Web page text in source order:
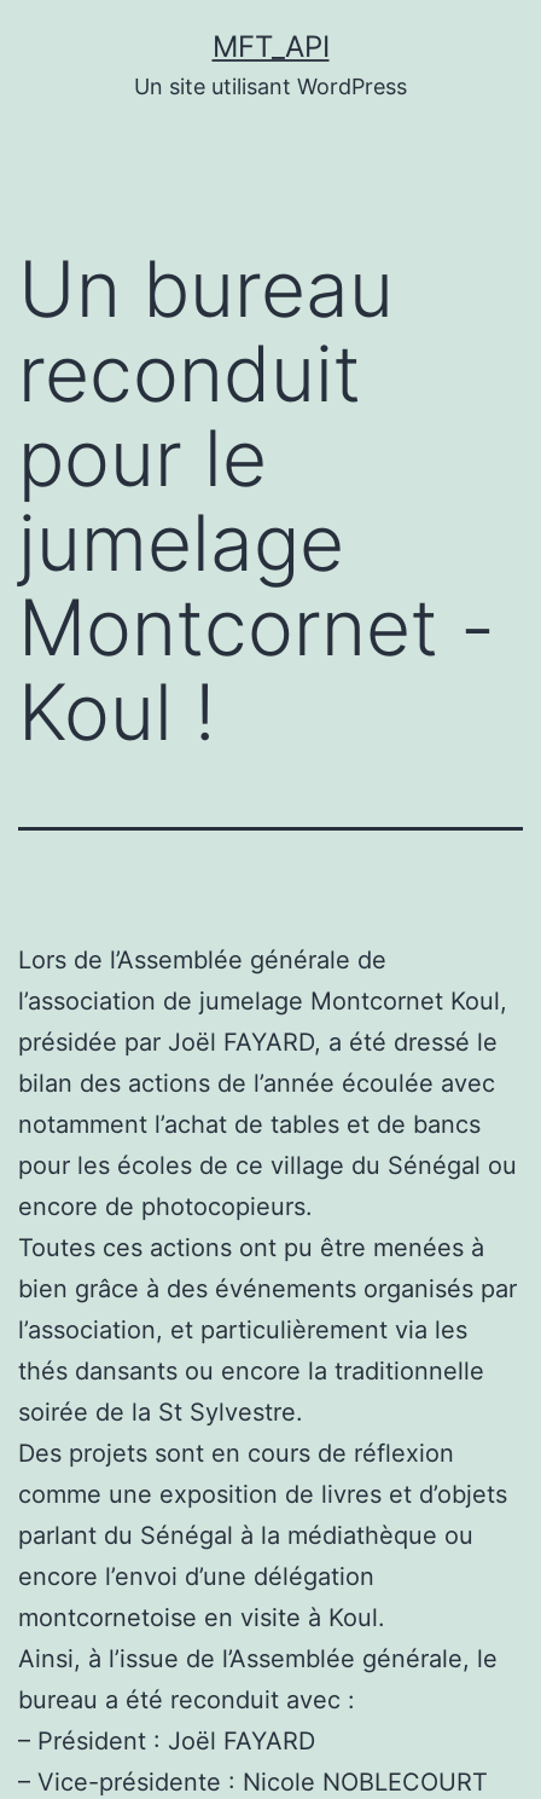
MFT_API
Un site utilisant WordPress
Un bureau
reconduit
pour le
jumelage
Montcornet -
Koul !
Lors de l’Assemblée générale de
l’association de jumelage Montcornet Koul,
présidée par Joël FAYARD, a été dressé le
bilan des actions de l’année écoulée avec
notamment l’achat de tables et de bancs
pour les écoles de ce village du Sénégal ou
encore de photocopieurs.
Toutes ces actions ont pu être menées à
bien grâce à des événements organisés par
l’association, et particulièrement via les
thés dansants ou encore la traditionnelle
soirée de la St Sylvestre.
Des projets sont en cours de réflexion
comme une exposition de livres et d’objets
parlant du Sénégal à la médiathèque ou
encore l’envoi d’une délégation
montcornetoise en visite à Koul.
Ainsi, à l’issue de l’Assemblée générale, le
bureau a été reconduit avec :
– Président : Joël FAYARD
– Vice-présidente : Nicole NOBLECOURT